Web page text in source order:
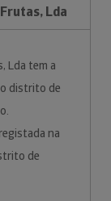
Lda
Lda tem a
distrito de
na
de